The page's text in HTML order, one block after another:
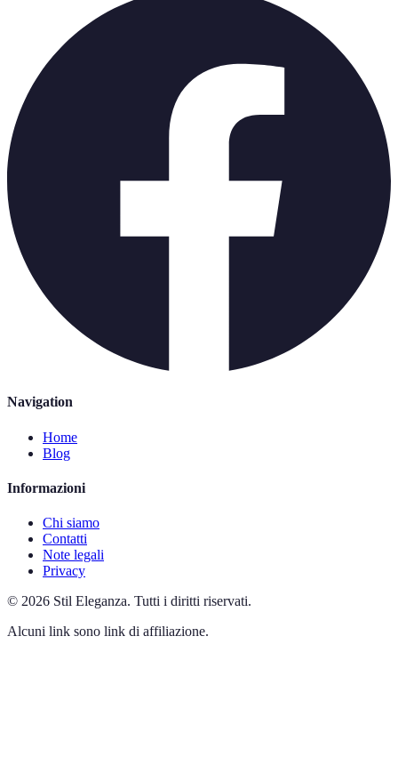
Navigation
Home
Blog
Informazioni
Chi siamo
Contatti
Note legali
Privacy
© 2026 Stil Eleganza. Tutti i diritti riservati.
Alcuni link sono link di affiliazione.